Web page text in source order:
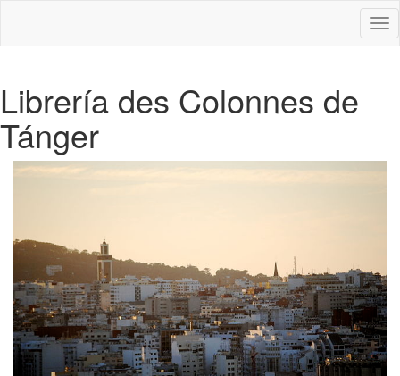
Librería des Colonnes de
Tánger